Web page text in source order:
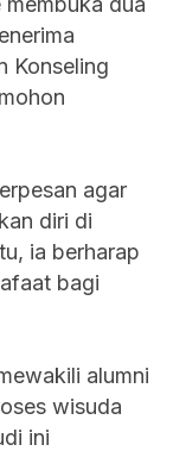
Konseling
agar
diri di
ia berharap
bagi
alumni
wisuda
ini